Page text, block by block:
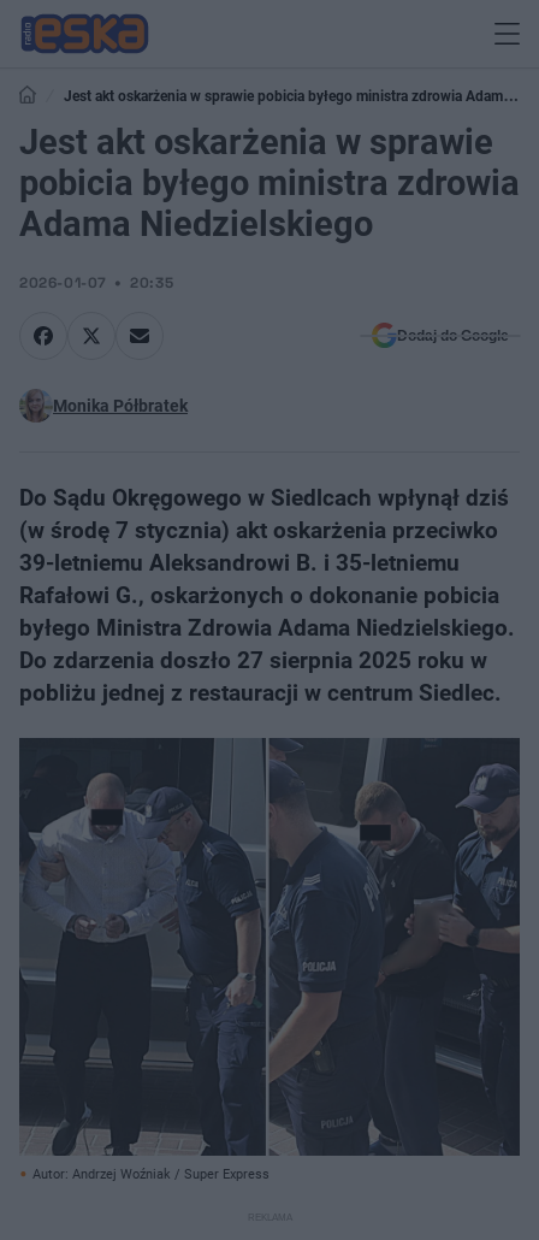
Jest akt oskarżenia w sprawie pobicia byłego ministra zdrowia Adama
Niedzielskiego
Jest akt oskarżenia w sprawie
pobicia byłego ministra zdrowia
Adama Niedzielskiego
2026-01-07 20:35
Dodaj do Google
Monika Półbratek
Do Sądu Okręgowego w Siedlcach wpłynął dziś
(w środę 7 stycznia) akt oskarżenia przeciwko
39-letniemu Aleksandrowi B. i 35-letniemu
Rafałowi G., oskarżonych o dokonanie pobicia
byłego Ministra Zdrowia Adama Niedzielskiego.
Do zdarzenia doszło 27 sierpnia 2025 roku w
pobliżu jednej z restauracji w centrum Siedlec.
Autor: Andrzej Woźniak / Super Express